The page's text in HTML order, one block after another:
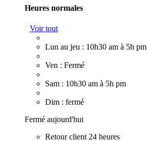
Heures normales
Voir tout
Lun au jeu : 10h30 am à 5h pm
Ven : Fermé
Sam : 10h30 am à 5h pm
Dim : fermé
Fermé aujourd'hui
Retour client 24 heures